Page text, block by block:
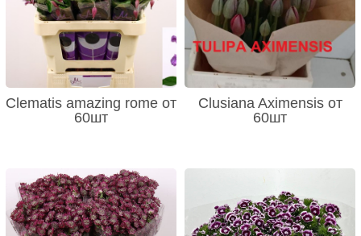
Clematis amazing rome от
60шт
Clusiana Aximensis от
60шт